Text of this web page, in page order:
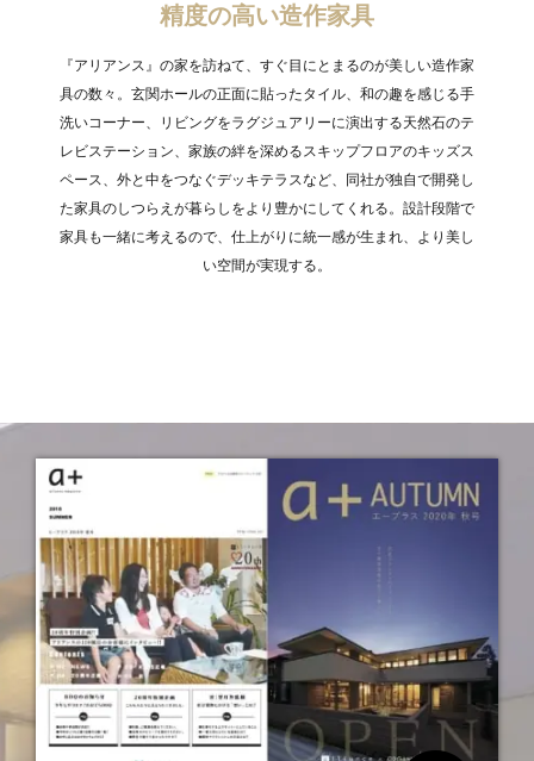
精度の高い造作家具
『アリアンス』の家を訪ねて、すぐ目にとまるのが美しい造作家
具の数々。玄関ホールの正面に貼ったタイル、和の趣を感じる手
洗いコーナー、リビングをラグジュアリーに演出する天然石のテ
レビステーション、家族の絆を深めるスキップフロアのキッズス
ペース、外と中をつなぐデッキテラスなど、同社が独自で開発し
た家具のしつらえが暮らしをより豊かにしてくれる。設計段階で
家具も一緒に考えるので、仕上がりに統一感が生まれ、より美し
い空間が実現する。